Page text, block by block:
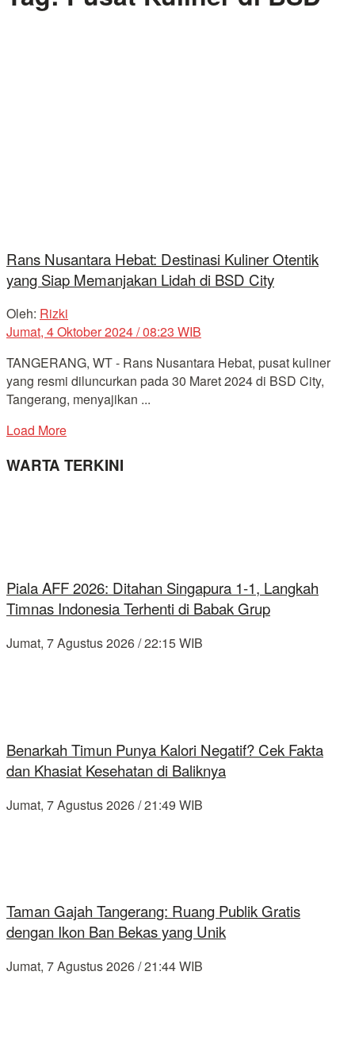
Rans Nusantara Hebat: Destinasi Kuliner Otentik
yang Siap Memanjakan Lidah di BSD City
Oleh: Rizki
Jumat, 4 Oktober 2024 / 08:23 WIB
TANGERANG, WT - Rans Nusantara Hebat, pusat kuliner
yang resmi diluncurkan pada 30 Maret 2024 di BSD City,
Tangerang, menyajikan ...
Load More
WARTA TERKINI
Piala AFF 2026: Ditahan Singapura 1-1, Langkah
Timnas Indonesia Terhenti di Babak Grup
Jumat, 7 Agustus 2026 / 22:15 WIB
Benarkah Timun Punya Kalori Negatif? Cek Fakta
dan Khasiat Kesehatan di Baliknya
Jumat, 7 Agustus 2026 / 21:49 WIB
Taman Gajah Tangerang: Ruang Publik Gratis
dengan Ikon Ban Bekas yang Unik
Jumat, 7 Agustus 2026 / 21:44 WIB